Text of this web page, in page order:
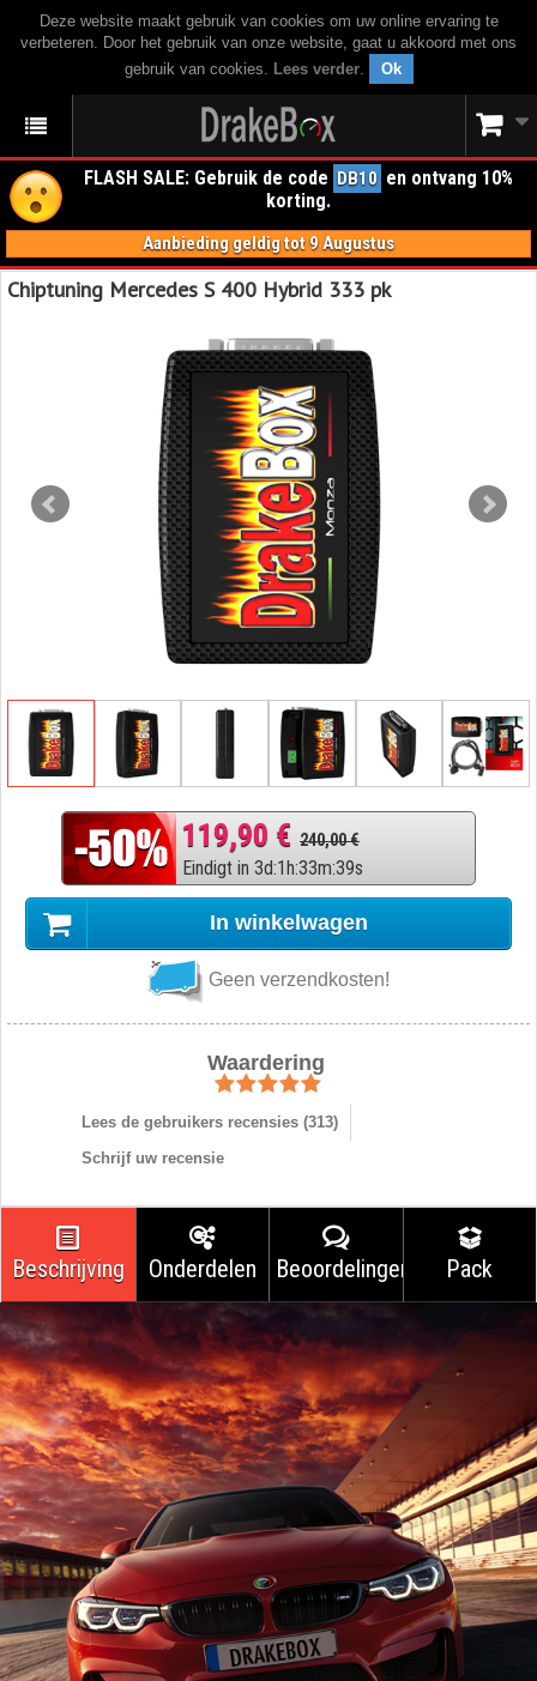
Deze website maakt gebruik van cookies om uw online ervaring te
verbeteren. Door het gebruik van onze website, gaat u akkoord met ons
gebruik van cookies. Lees verder. Ok
FLASH SALE: Gebruik de code DB10 en ontvang 10%
korting.
Aanbieding geldig tot 9 Augustus
Chiptuning Mercedes S 400 Hybrid 333 pk
119,90 € 240,00 €
Eindigt in 3d:1h:33m:38s
In winkelwagen
Geen verzendkosten!
Waardering
Lees de gebruikers recensies (313)
Schrijf uw recensie
Beschrijving Onderdelen Beoordelingen Pack